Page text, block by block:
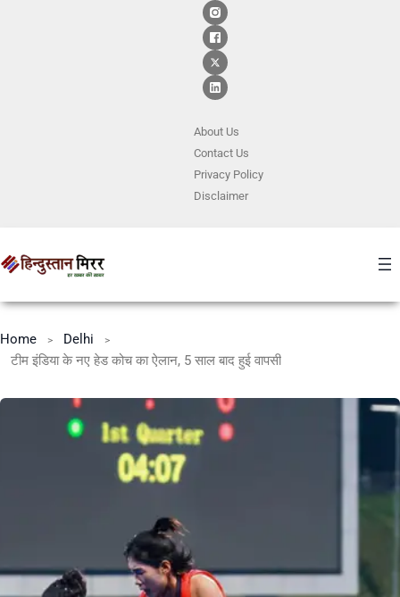
About Us
ContactUs
Privacy Policy
Disclaimer
Home
Delhi
टीम इंडिया के नए हेड कोच का ऐलान, 5 साल बाद हुई वापसी